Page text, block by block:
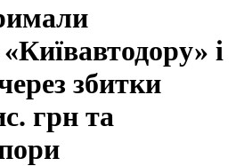
і
збитки
грн та